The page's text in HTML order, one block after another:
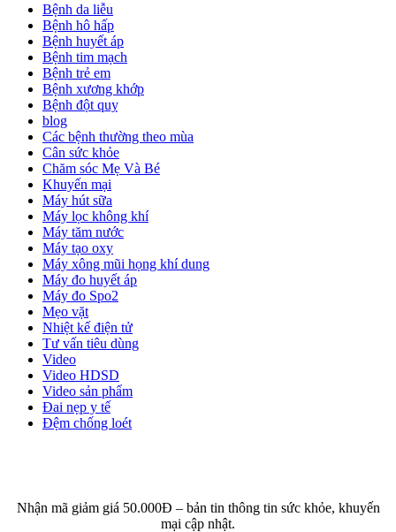
Bệnh da liễu
Bệnh hô hấp
Bệnh huyết áp
Bệnh tim mạch
Bệnh trẻ em
Bệnh xương khớp
Bệnh đột quỵ
blog
Các bệnh thường theo mùa
Cân sức khỏe
Chăm sóc Mẹ Và Bé
Khuyến mại
Máy hút sữa
Máy lọc không khí
Máy tăm nước
Máy tạo oxy
Máy xông mũi họng khí dung
Máy đo huyết áp
Máy đo Spo2
Mẹo vặt
Nhiệt kế điện tử
Tư vấn tiêu dùng
Video
Video HDSD
Video sản phẩm
Đai nẹp y tế
Đệm chống loét
Nhận mã giảm giá 50.000Đ – bản tin thông tin sức khỏe, khuyến
mại cập nhật.